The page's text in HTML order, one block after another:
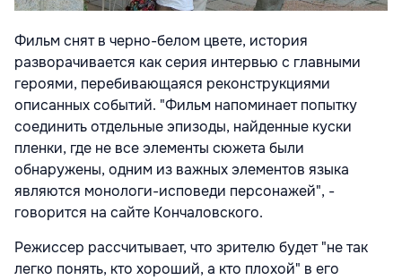
Фильм снят в черно-белом цвете, история
разворачивается как серия интервью с главными
героями, перебивающаяся реконструкциями
описанных событий. "Фильм напоминает попытку
соединить отдельные эпизоды, найденные куски
пленки, где не все элементы сюжета были
обнаружены, одним из важных элементов языка
являются монологи-исповеди персонажей", -
говорится на сайте Кончаловского.
Режиссер рассчитывает, что зрителю будет "не так
легко понять, кто хороший, а кто плохой" в его